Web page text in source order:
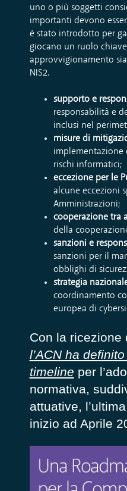
uno o più soggetti
importanti devono
è stato introdotto per
giocano un ruolo
approvvigionamento
NIS2.
supporto e
responsabilità e
inclusi nel
misure di
implementazione
rischi informatici;
eccezione per le
alcune eccezioni
Amministrazioni;
cooperazione tra
della
sanzioni e
sanzioni per il
obblighi di
strategia
coordinamento
europea di
Con la ricezione
l’ACN ha
timeline per
normativa,
attuative,
inizio ad Aprile